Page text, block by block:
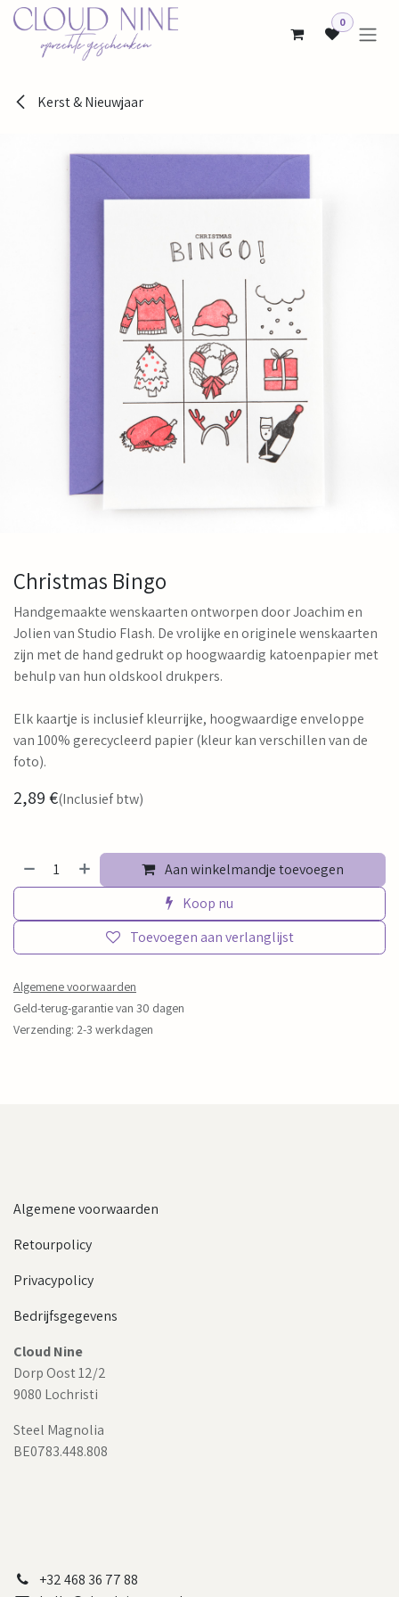
Overslaan naar inhoud
0
Kerst & Nieuwjaar
Christmas Bingo
Handgemaakte wenskaarten ontworpen door Joachim en
Jolien van Studio Flash. De vrolijke en originele wenskaarten
zijn met de hand gedrukt op hoogwaardig katoenpapier met
behulp van hun oldskool drukpers.
Elk kaartje is inclusief kleurrijke, hoogwaardige enveloppe
van 100% gerecycleerd papier (kleur kan verschillen van de
foto).
2,89€(Inclusief btw)
Aan winkelmandje toevoegen
Koop nu
Toevoegen aan verlanglijst
Algemene voorwaarden
Geld-terug-garantie van 30 dagen
Verzending: 2-3 werkdagen
Algemene voorwaarden
Retourpolicy
Privacypolicy
Bedrijfsgegevens
Cloud Nine
Dorp Oost 12/2
9080 Lochristi
Steel Magnolia
BE0783.448.808
+32 468 36 77 88